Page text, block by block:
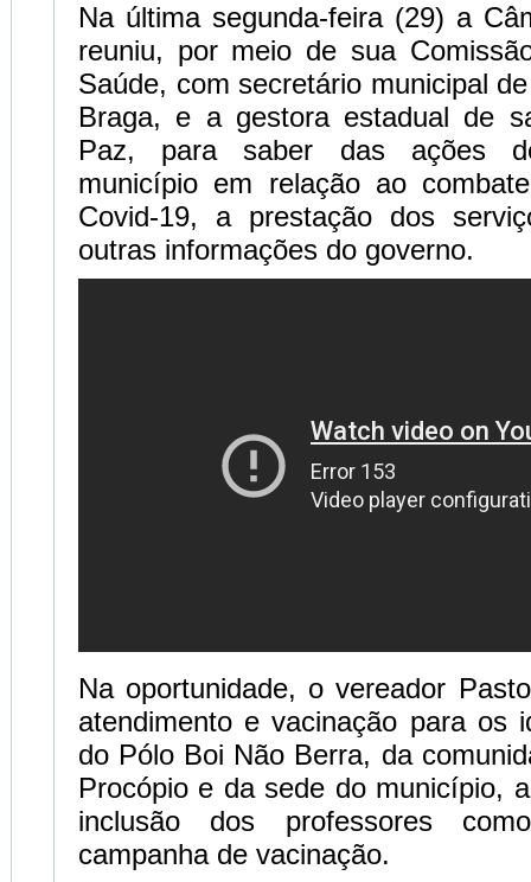
Na última segunda-feira (29) a
reuniu, por meio de sua
Saúde, com secretário municipal
Braga, e a gestora estadual de
Paz, para saber das ações
município em relação ao
Covid-19, a prestação dos
outras informações do governo.
Na oportunidade, o vereador
atendimento e vacinação para os
do Pólo Boi Não Berra, da
Procópio e da sede do município,
inclusão dos professores
campanha de vacinação.